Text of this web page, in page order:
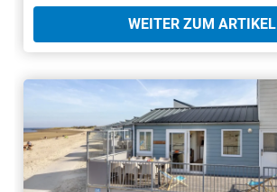
WEITER ZUM ARTIKEL